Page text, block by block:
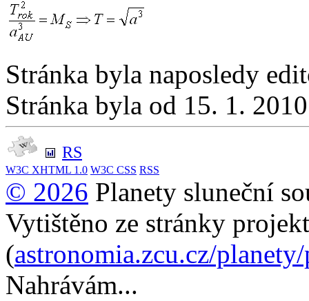
Stránka byla naposledy
Stránka byla od 15. 1.
RS
W3C XHTML 1.0 W3C CSS RSS
© 2026 Planety sluneční
Vytištěno ze stránky
(astronomia.zcu.cz/
Nahrávám...